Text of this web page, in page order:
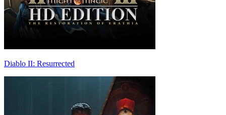
Diablo II: Resurrected